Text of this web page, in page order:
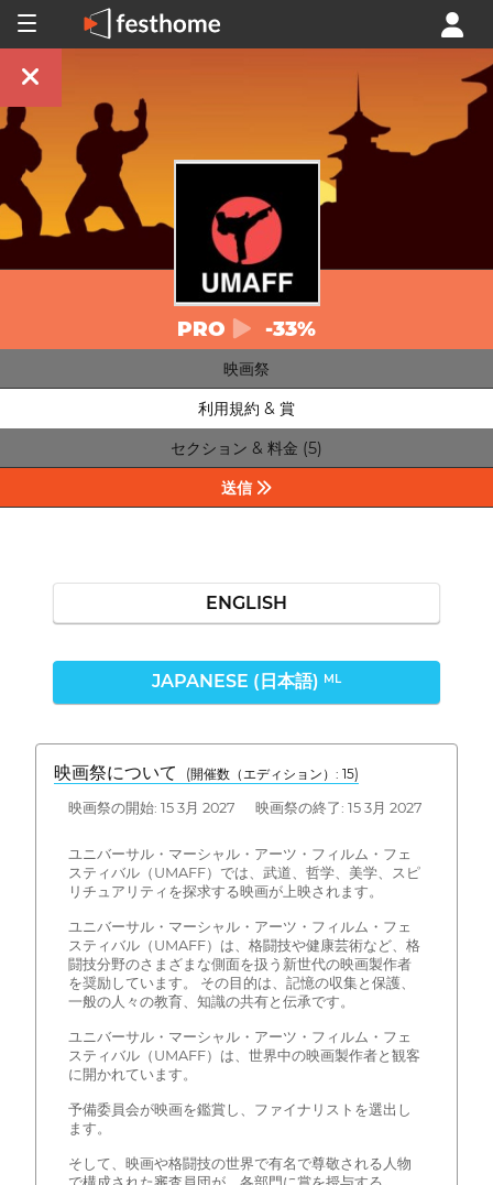
PRO -33%
映画祭
利用規約 & 賞
セクション & 料金 (5)
送信
ENGLISH
JAPANESE (日本語) ML
映画祭について (開催数（エディション）: 15)
映画祭の開始: 15 3月 2027 映画祭の終了: 15 3月 2027
ユニバーサル・マーシャル・アーツ・フィルム・フェ
スティバル（UMAFF）では、武道、哲学、美学、スピ
リチュアリティを探求する映画が上映されます。
ユニバーサル・マーシャル・アーツ・フィルム・フェ
スティバル（UMAFF）は、格闘技や健康芸術など、格
闘技分野のさまざまな側面を扱う新世代の映画製作者
を奨励しています。 その目的は、記憶の収集と保護、
一般の人々の教育、知識の共有と伝承です。
ユニバーサル・マーシャル・アーツ・フィルム・フェ
スティバル（UMAFF）は、世界中の映画製作者と観客
に開かれています。
予備委員会が映画を鑑賞し、ファイナリストを選出し
ます。
そして、映画や格闘技の世界で有名で尊敬される人物